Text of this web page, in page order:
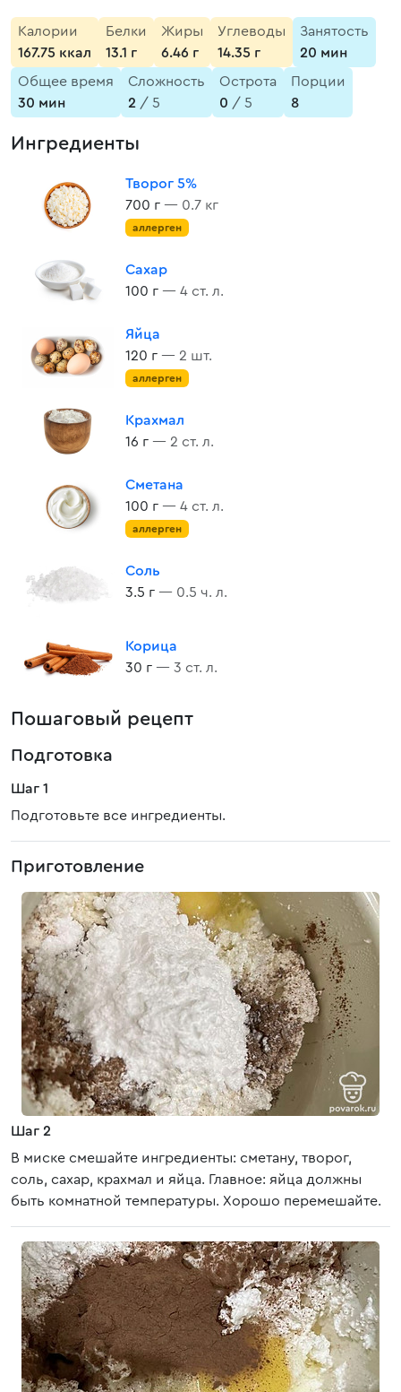
Калории
167.75 ккал
Белки
13.1 г
Жиры
6.46 г
Углеводы
14.35 г
Занятость
20 мин
Общее время
30 мин
Сложность
2 / 5
Острота
0 / 5
Порции
8
Ингредиенты
Творог 5%
700 г — 0.7 кг
аллерген
Сахар
100 г — 4 ст. л.
Яйца
120 г — 2 шт.
аллерген
Крахмал
16 г — 2 ст. л.
Сметана
100 г — 4 ст. л.
аллерген
Соль
3.5 г — 0.5 ч. л.
Корица
30 г — 3 ст. л.
Пошаговый рецепт
Подготовка
Шаг 1
Подготовьте все ингредиенты.
Приготовление
Шаг 2
В миске смешайте ингредиенты: сметану, творог,
соль, сахар, крахмал и яйца. Главное: яйца должны
быть комнатной температуры. Хорошо перемешайте.